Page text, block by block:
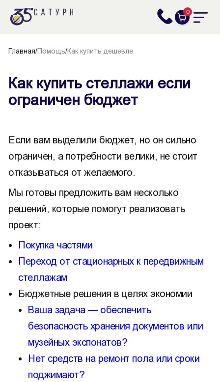
0
Главная/Помощь/Как купить дешевле
Как купить стеллажи если
ограничен бюджет
Если вам выделили бюджет, но он сильно
ограничен, а потребности велики, не стоит
отказываться от желаемого.
Мы готовы предложить вам несколько
решений, которые помогут реализовать
проект:
Покупка частями
Переход от стационарных к передвижным
стеллажам
Бюджетные решения в целях экономии
Ваша задача — обеспечить
безопасность хранения документов или
музейных экспонатов?
Нет средств на ремонт пола или сроки
поджимают?